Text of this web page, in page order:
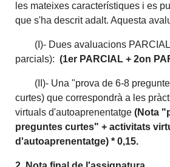
les mateixes característiques i es
que s'ha descrit adalt. Aquesta
(I)- Dues avaluacions
parcials):(1er PARCIAL + 2on
(II)- Una "prova de 6-8
curtes) que correspondrà a les
virtuals d'autoaprenentatge(Nota
preguntes curtes" + activitats
d'autoaprenentatge) * 0,15.